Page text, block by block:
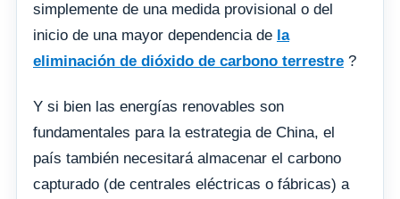
simplemente de una medida provisional o del
inicio de una mayor dependencia de la
eliminación de dióxido de carbono terrestre ?
Y si bien las energías renovables son
fundamentales para la estrategia de China, el
país también necesitará almacenar el carbono
capturado (de centrales eléctricas o fábricas) a